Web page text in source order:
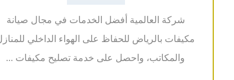
شركة العالمية أفضل الخدمات في مجال صيانة
مكيفات بالرياض للحفاظ على الهواء الداخلي
والمكاتب، واحصل على خدمة تصليح مكيفات ...